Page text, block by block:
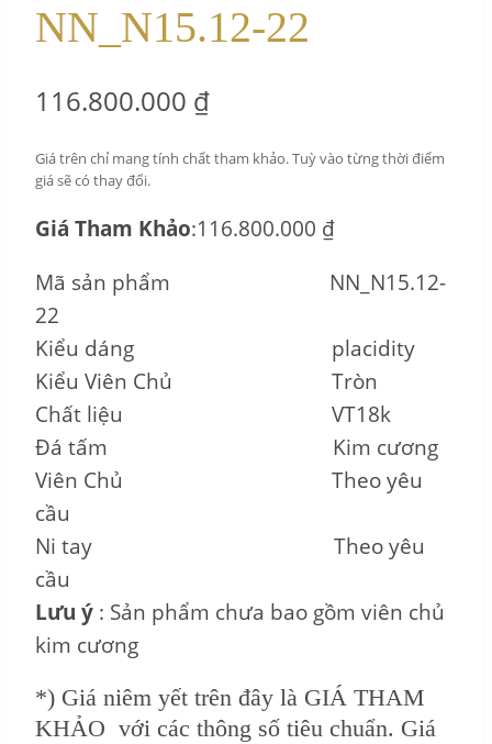
NN_N15.12-22
116.800.000 ₫
Giá trên chỉ mang tính chất tham khảo. Tuỳ vào từng thời điểm
giá sẽ có thay đổi.
Giá Tham Khảo:116.800.000 ₫
Mã sản phẩm NN_N15.12-
22
Kiểu dáng placidity
Kiểu Viên Chủ Tròn
Chất liệu VT18k
Đá tấm Kim cương
Viên Chủ Theo yêu
cầu
Ni tay Theo yêu
cầu
Lưu ý : Sản phẩm chưa bao gồm viên chủ
kim cương
*) Giá niêm yết trên đây là GIÁ THAM
KHẢO với các thông số tiêu chuẩn. Giá